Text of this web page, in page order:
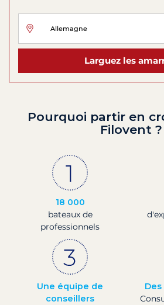
Larguez les
Pourquoi partir en
Filovent ?
18 000
bateaux de
professionnels
Une équipe de
conseillers